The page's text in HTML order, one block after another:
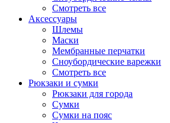
Смотреть все
Аксессуары
Шлемы
Маски
Мембранные перчатки
Сноубордические варежки
Смотреть все
Рюкзаки и сумки
Рюкзаки для города
Сумки
Сумки на пояс